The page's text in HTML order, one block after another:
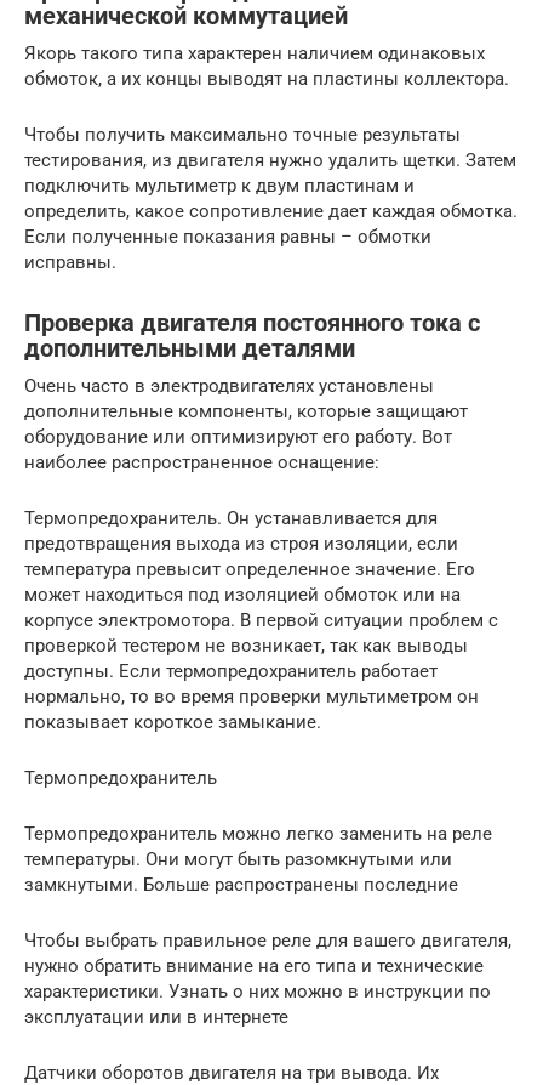
механической коммутацией
Якорь такого типа характерен наличием одинаковых
обмоток, а их концы выводят на пластины коллектора.
Чтобы получить максимально точные результаты
тестирования, из двигателя нужно удалить щетки. Затем
подключить мультиметр к двум пластинам и
определить, какое сопротивление дает каждая обмотка.
Если полученные показания равны – обмотки
исправны.
Проверка двигателя постоянного тока с
дополнительными деталями
Очень часто в электродвигателях установлены
дополнительные компоненты, которые защищают
оборудование или оптимизируют его работу. Вот
наиболее распространенное оснащение:
Термопредохранитель. Он устанавливается для
предотвращения выхода из строя изоляции, если
температура превысит определенное значение. Его
может находиться под изоляцией обмоток или на
корпусе электромотора. В первой ситуации проблем с
проверкой тестером не возникает, так как выводы
доступны. Если термопредохранитель работает
нормально, то во время проверки мультиметром он
показывает короткое замыкание.
Термопредохранитель
Термопредохранитель можно легко заменить на реле
температуры. Они могут быть разомкнутыми или
замкнутыми. Больше распространены последние
Чтобы выбрать правильное реле для вашего двигателя,
нужно обратить внимание на его типа и технические
характеристики. Узнать о них можно в инструкции по
эксплуатации или в интернете
Датчики оборотов двигателя на три вывода. Их